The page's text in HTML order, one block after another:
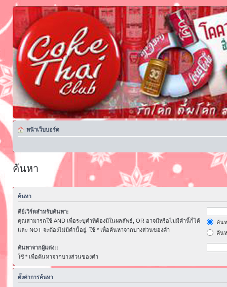
หน้าเว็บบอร์ด
ค้นหา
ค้นหา
คีย์เวิร์ดสำหรับค้นหา:
คุณสามารถใช้ AND เพื่อระบุคำที่ต้องมีในผลลัพธ์, OR อาจมีหรือไม่มีคำนี้ก็ได้
และ NOT จะต้องไม่มีคำนี้อยู่. ใช้ * เพื่อค้นหาจากบางส่วนของคำ
ค้น
ค้น
ค้นหาจากผู้แต่ง::
ใช้ * เพื่อค้นหาจากบางส่วนของคำ
ตั้งค่าการค้นหา